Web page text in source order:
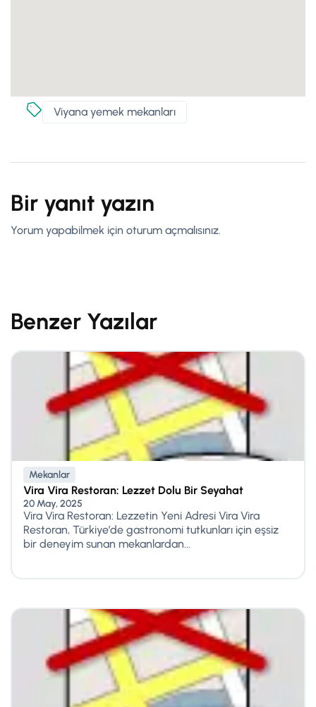
Viyana yemek mekanları
Bir yanıt yazın
Yorum yapabilmek için oturum açmalısınız.
Benzer Yazılar
Mekanlar
Vira Vira Restoran: Lezzet Dolu Bir Seyahat
20 May, 2025
Vira Vira Restoran: Lezzetin Yeni Adresi Vira Vira
Restoran, Türkiye’de gastronomi tutkunları için eşsiz
bir deneyim sunan mekanlardan...